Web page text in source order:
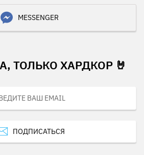
MESSENGER
ТОЛЬКО ХАРДКОР 🤘
ПОДПИСАТЬСЯ